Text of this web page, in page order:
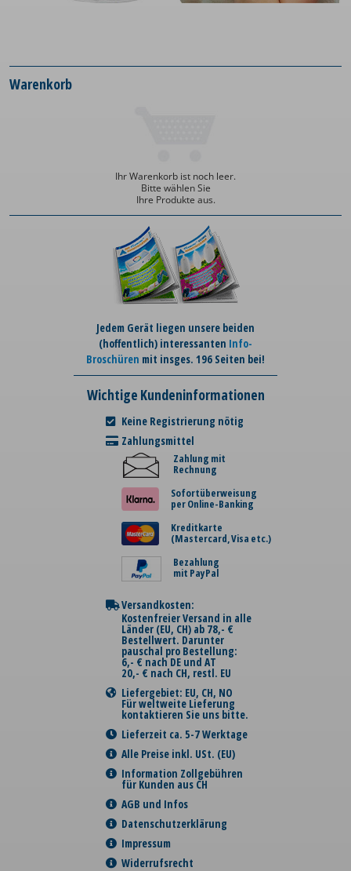
Warenkorb
Ihr Warenkorb ist noch leer.
Bitte wählen Sie
Ihre Produkte aus.
Jedem Gerät liegen unsere beiden
(hoffentlich) interessanten Info-
Broschüren mit insges. 196 Seiten bei!
Wichtige Kundeninformationen
Keine Registrierung nötig
Zahlungsmittel
Zahlung mit
Rechnung
Sofortüberweisung
per Online-Banking
Kreditkarte
(Mastercard, Visa etc.)
Bezahlung
mit PayPal
Versandkosten:
Kostenfreier Versand in alle
Länder (EU, CH) ab 78,- €
Bestellwert. Darunter
pauschal pro Bestellung:
6,- € nach DE und AT
20,- € nach CH, restl. EU
Liefergebiet: EU, CH, NO
Für weltweite Lieferung
kontaktieren Sie uns bitte.
Lieferzeit ca. 5-7 Werktage
Alle Preise inkl. USt. (EU)
Information Zollgebühren
für Kunden aus CH
AGB und Infos
Datenschutzerklärung
Impressum
Widerrufsrecht